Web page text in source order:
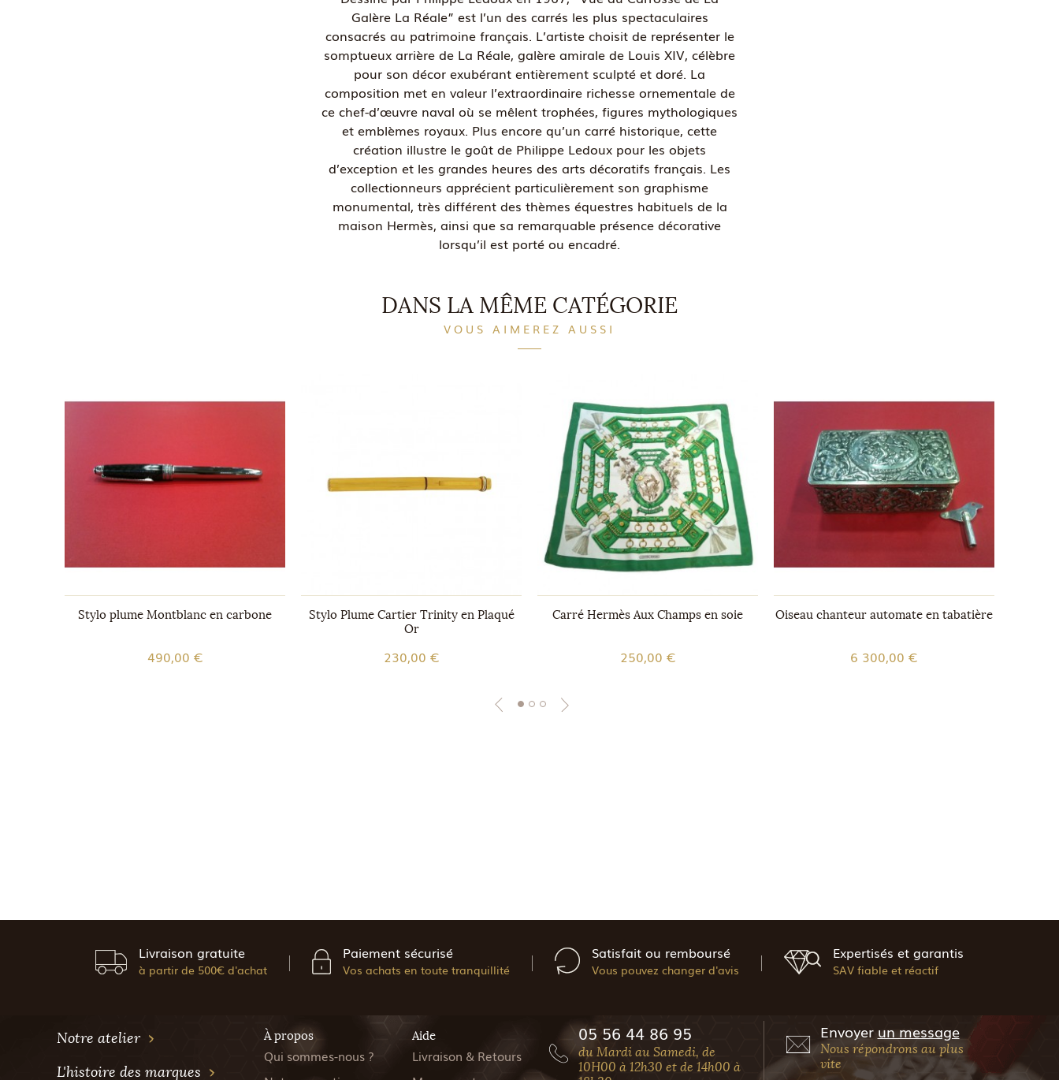
Galère La Réale” est l’un des carrés les plus spectaculaires
consacrés au patrimoine français. L’artiste choisit de représenter le
somptueux arrière de La Réale, galère amirale de Louis XIV, célèbre
pour son décor exubérant entièrement sculpté et doré. La
composition met en valeur l’extraordinaire richesse ornementale de
ce chef-d’œuvre naval où se mêlent trophées, figures mythologiques
et emblèmes royaux. Plus encore qu’un carré historique, cette
création illustre le goût de Philippe Ledoux pour les objets
d’exception et les grandes heures des arts décoratifs français. Les
collectionneurs apprécient particulièrement son graphisme
monumental, très différent des thèmes équestres habituels de la
maison Hermès, ainsi que sa remarquable présence décorative
lorsqu’il est porté ou encadré.
DANS LA MÊME CATÉGORIE
VOUS AIMEREZ AUSSI
Stylo plume Montblanc en carbone
490,00 €
Stylo Plume Cartier Trinity en Plaqué
Or
230,00 €
Carré Hermès Aux Champs en soie
250,00 €
Oiseau chanteur automate en tabatière
6 300,00 €
Livraison gratuite
à partir de 500€ d'achat
Paiement sécurisé
Vos achats en toute tranquillité
Satisfait ou remboursé
Vous pouvez changer d'avis
Expertisés et garantis
SAV fiable et réactif
Notre atelier
L'histoire des marques
À propos
Qui sommes-nous ?
Aide
Livraison & Retours
05 56 44 86 95
du Mardi au Samedi, de
10H00 à 12h30 et de 14h00 à
Envoyer un message
Nous répondrons au plus
vite